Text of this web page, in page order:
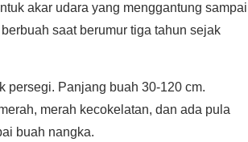
akar udara yang menggantung sampai
saat berumur tiga tahun sejak
persegi. Panjang buah 30-120 cm.
merah kecokelatan, dan ada pula
buah nangka.